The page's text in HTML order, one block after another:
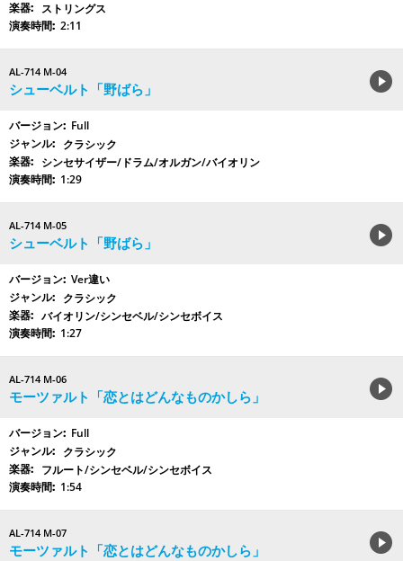
ストリングス
2:11
AL-714 M-04
シューベルト「野ばら」
Full
クラシック
シンセサイザー/ドラム/オルガン/バイオリン
1:29
AL-714 M-05
シューベルト「野ばら」
Ver違い
クラシック
バイオリン/シンセベル/シンセボイス
1:27
AL-714 M-06
モーツァルト「恋とはどんなものかしら」
Full
クラシック
フルート/シンセベル/シンセボイス
1:54
AL-714 M-07
モーツァルト「恋とはどんなものかしら」